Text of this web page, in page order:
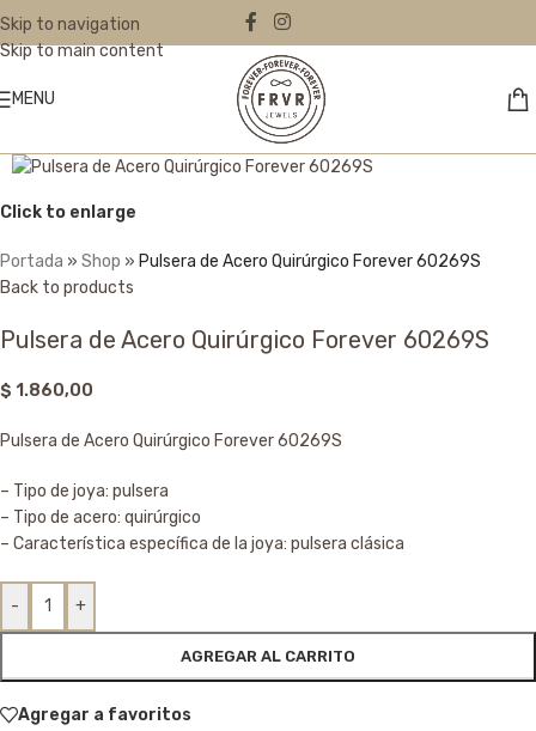
Skip to navigation
Skip to main content
MENU
Click to enlarge
Portada » Shop » Pulsera de Acero Quirúrgico Forever 60269S
Back to products
Pulsera de Acero Quirúrgico Forever 60269S
$ 1.860,00
Pulsera de Acero Quirúrgico Forever 60269S
– Tipo de joya: pulsera
– Tipo de acero: quirúrgico
– Característica específica de la joya: pulsera clásica
- +
AGREGAR AL CARRITO
Agregar a favoritos